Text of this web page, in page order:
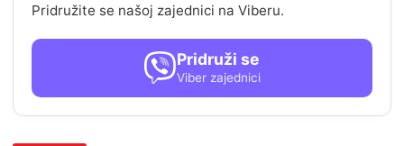
Pridružite se našoj zajednici na Viberu.
Pridruži se
Viber zajednici